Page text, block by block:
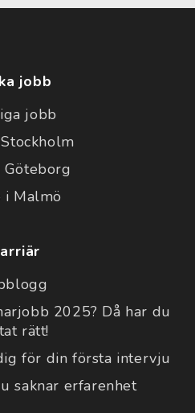
jobb
jobb
Göteborg
i Malmö
2025? Då har du
rätt!
för din första intervju
saknar erfarenhet